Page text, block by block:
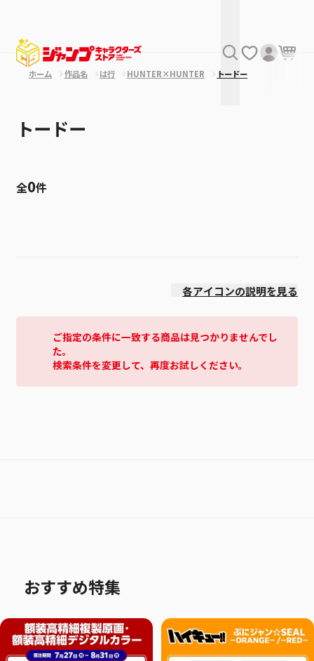
ホーム 作品名 は行 HUNTER×HUNTER トードー
トードー
全0件
各アイコンの説明を見る
ご指定の条件に一致する商品は見つかりませんでし
た。
検索条件を変更して、再度お試しください。
おすすめ特集